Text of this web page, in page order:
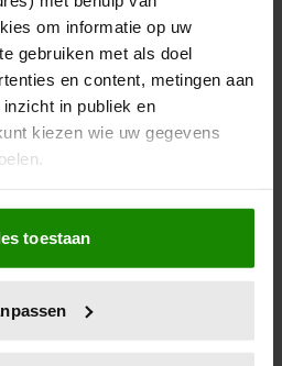
om informatie op uw
gebruiken met als doel
en content, metingen aan
in publiek en
kiezen wie uw gegevens
we ook graag:
over uw geografische
meter nauwkeurig kan zijn
eigenschappen (fingerprinting)
toestaan